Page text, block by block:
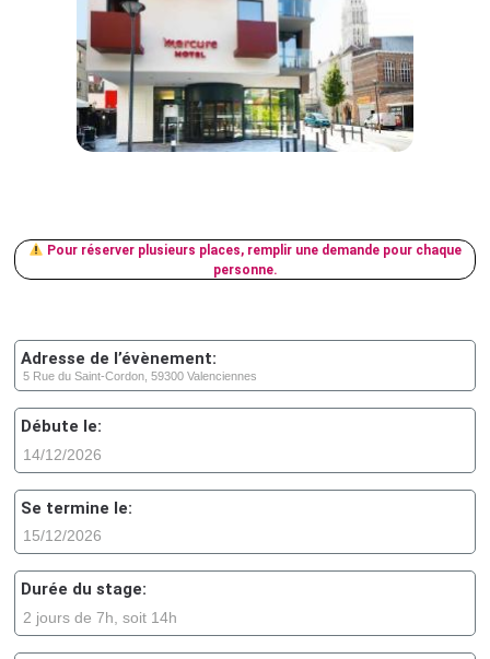
Pour réserver plusieurs places, remplir une demande pour chaque
personne.
Adresse de l’évènement:
5 Rue du Saint-Cordon, 59300 Valenciennes
Débute le:
14/12/2026
Se termine le:
15/12/2026
Durée du stage:
2 jours de 7h, soit 14h